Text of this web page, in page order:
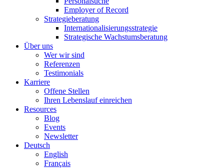
Employer of Record
Strategieberatung
Internationalisierungsstrategie
Strategische Wachstumsberatung
Über uns
Wer wir sind
Referenzen
Testimonials
Karriere
Offene Stellen
Ihren Lebenslauf einreichen
Resources
Blog
Events
Newsletter
Deutsch
English
Français